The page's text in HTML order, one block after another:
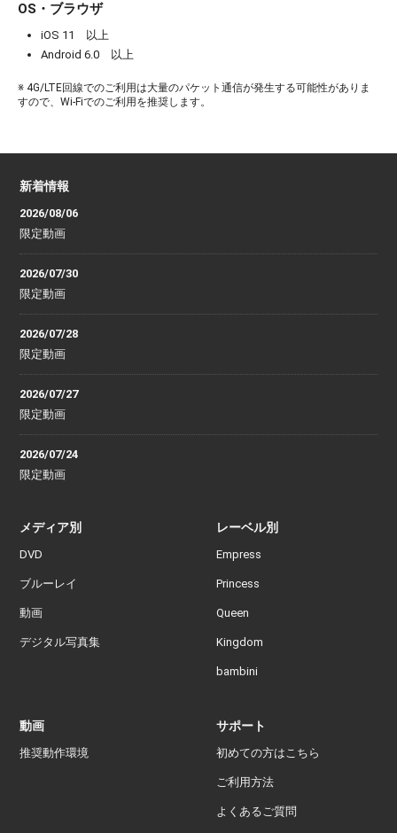
OS・ブラウザ
iOS 11 以上
Android 6.0 以上
※ 4G/LTE回線でのご利用は大量のパケット通信が発生する可能性がありま
すので、Wi-Fiでのご利用を推奨します。
新着情報
2026/08/06
限定動画
2026/07/30
限定動画
2026/07/28
限定動画
2026/07/27
限定動画
2026/07/24
限定動画
メディア別
DVD
ブルーレイ
動画
デジタル写真集
レーベル別
Empress
Princess
Queen
Kingdom
bambini
動画
推奨動作環境
サポート
初めての方はこちら
ご利用方法
よくあるご質問